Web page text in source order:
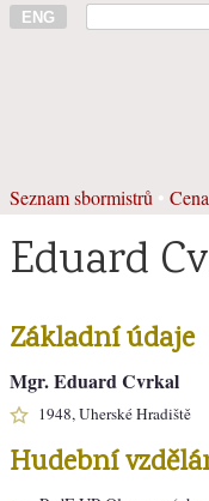
ENG
Seznam sbormistrů
Eduard
Základní údaje
Mgr. Eduard Cvrkal
1948, Uherské Hradiště
Hudební